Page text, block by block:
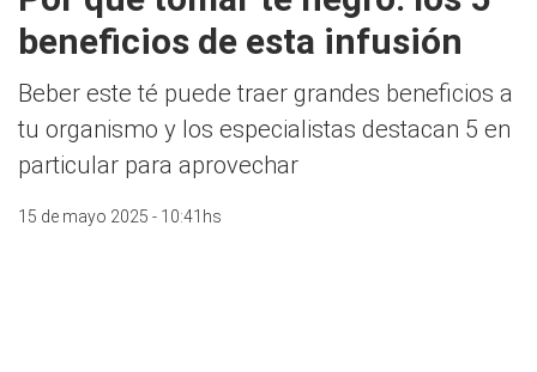
beneficios de esta infusión
Beber este té puede traer grandes beneficios a
tu organismo y los especialistas destacan 5 en
particular para aprovechar
15 de mayo 2025 - 10:41hs